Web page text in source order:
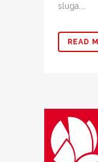
sluga....
READ